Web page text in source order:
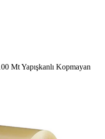
Mt Yapışkanlı Kopmayan